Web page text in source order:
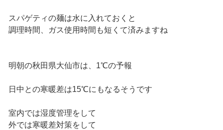
スパゲティの麺は水に入れておくと
調理時間、ガス使用時間も短くて済みますね
明朝の秋田県大仙市は、1℃の予報
日中との寒暖差は15℃にもなるそうです
室内では湿度管理をして
外では寒暖差対策をして